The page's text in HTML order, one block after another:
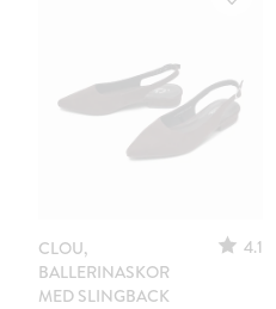
CLOU,
BALLERINASKOR
MED SLINGBACK
4.1